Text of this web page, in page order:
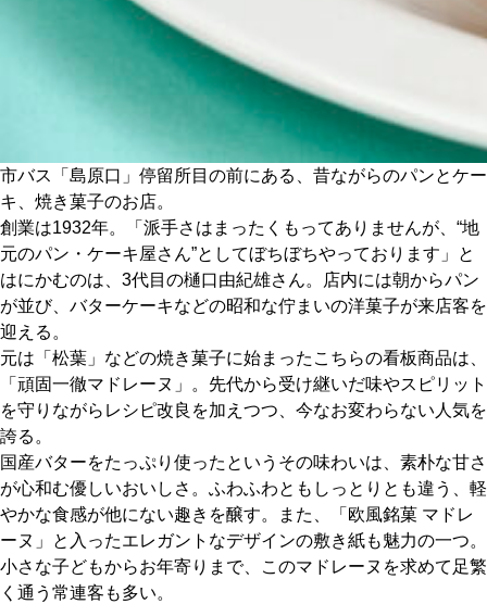
MAIN MENU
SERIES
カレーが好き
京都おやつクラブ
私と店のはなし
今月の京みやげ
京都の書店
市バス「島原口」停留所目の前にある、昔ながらのパンとケー
キ、焼き菓子のお店。
創業は1932年。「派手さはまったくもってありませんが、“地
元のパン・ケーキ屋さん”としてぼちぼちやっております」と
はにかむのは、3代目の樋口由紀雄さん。店内には朝からパン
が並び、バターケーキなどの昭和な佇まいの洋菓子が来店客を
迎える。
元は「松葉」などの焼き菓子に始まったこちらの看板商品は、
「頑固一徹マドレーヌ」。先代から受け継いだ味やスピリット
を守りながらレシピ改良を加えつつ、今なお変わらない人気を
誇る。
国産バターをたっぷり使ったというその味わいは、素朴な甘さ
が心和む優しいおいしさ。ふわふわともしっとりとも違う、軽
やかな食感が他にない趣きを醸す。また、「欧風銘菓 マドレ
ーヌ」と入ったエレガントなデザインの敷き紙も魅力の一つ。
小さな子どもからお年寄りまで、このマドレーヌを求めて足繁
く通う常連客も多い。